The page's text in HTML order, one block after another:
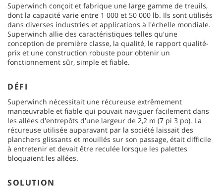
Superwinch conçoit et fabrique une large gamme de treuils,
dont la capacité varie entre 1 000 et 50 000 lb. Ils sont utilisés
dans diverses industries et applications à l'échelle mondiale.
Superwinch allie des caractéristiques telles qu'une
conception de première classe, la qualité, le rapport qualité-
prix et une construction robuste pour obtenir un
fonctionnement sûr, simple et fiable.
DÉFI
Superwinch nécessitait une récureuse extrêmement
manœuvrable et fiable qui pouvait naviguer facilement dans
les allées d'entrepôts d'une largeur de 2,2 m (7 pi 3 po). La
récureuse utilisée auparavant par la société laissait des
planchers glissants et mouillés sur son passage, était difficile
à entretenir et devait être reculée lorsque les palettes
bloquaient les allées.
SOLUTION